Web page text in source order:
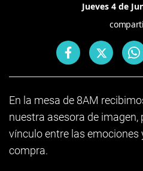
Jueves 4 de
En la mesa de 8AM
nuestra asesora de imagen,
vínculo entre las emociones
compra.